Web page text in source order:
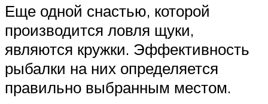
Еще одной снастью, которой
производится ловля щуки,
являются кружки. Эффективность
рыбалки на них определяется
правильно выбранным местом.